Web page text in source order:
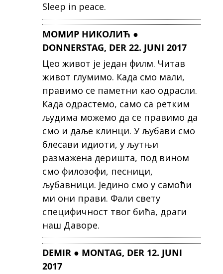
Sleep in peace.
МОМИР НИКОЛИЋ ●
DONNERSTAG, DER 22. JUNI 2017
Цео живот је један филм. Читав
живот глумимо. Када смо мали,
правимо се паметни као одрасли.
Када одрастемо, само са ретким
људима можемо да се правимо да
смо и даље клинци. У љубави смо
блесави идиоти, у љутњи
размажена деришта, под вином
смо филозофи, песници,
љубавници. Једино смо у самоћи
ми они прави. Фали свету
специфичност твог бића, драги
наш Даворе.
DEMIR ● MONTAG, DER 12. JUNI
2017